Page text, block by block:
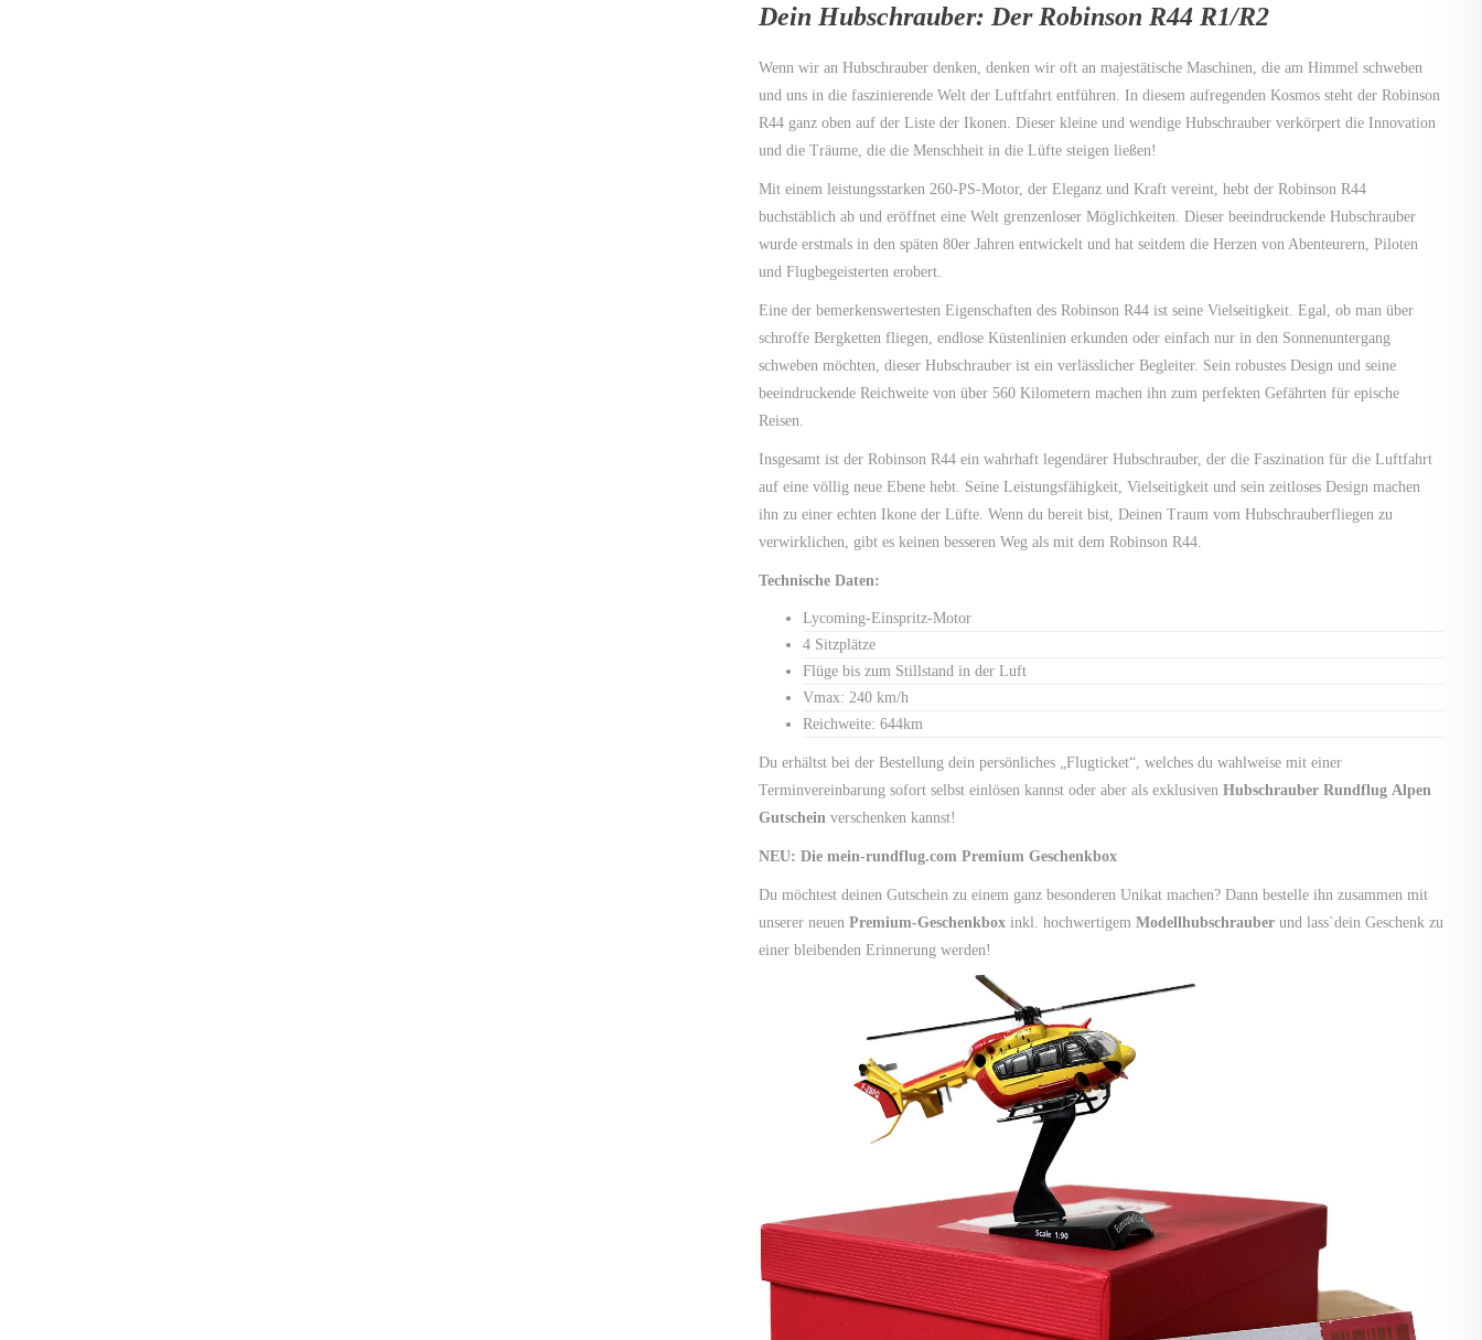
Dein Hubschrauber: Der Robinson R44 R1/R2
Wenn wir an Hubschrauber denken, denken wir oft an majestätische Maschinen, die am Himmel schweben
und uns in die faszinierende Welt der Luftfahrt entführen. In diesem aufregenden Kosmos steht der Robinson
R44 ganz oben auf der Liste der Ikonen. Dieser kleine und wendige Hubschrauber verkörpert die Innovation
und die Träume, die die Menschheit in die Lüfte steigen ließen!
Mit einem leistungsstarken 260-PS-Motor, der Eleganz und Kraft vereint, hebt der Robinson R44
buchstäblich ab und eröffnet eine Welt grenzenloser Möglichkeiten. Dieser beeindruckende Hubschrauber
wurde erstmals in den späten 80er Jahren entwickelt und hat seitdem die Herzen von Abenteurern, Piloten
und Flugbegeisterten erobert.
Eine der bemerkenswertesten Eigenschaften des Robinson R44 ist seine Vielseitigkeit. Egal, ob man über
schroffe Bergketten fliegen, endlose Küstenlinien erkunden oder einfach nur in den Sonnenuntergang
schweben möchten, dieser Hubschrauber ist ein verlässlicher Begleiter. Sein robustes Design und seine
beeindruckende Reichweite von über 560 Kilometern machen ihn zum perfekten Gefährten für epische
Reisen.
Insgesamt ist der Robinson R44 ein wahrhaft legendärer Hubschrauber, der die Faszination für die Luftfahrt
auf eine völlig neue Ebene hebt. Seine Leistungsfähigkeit, Vielseitigkeit und sein zeitloses Design machen
ihn zu einer echten Ikone der Lüfte. Wenn du bereit bist, Deinen Traum vom Hubschrauberfliegen zu
verwirklichen, gibt es keinen besseren Weg als mit dem Robinson R44.
Technische Daten:
Lycoming-Einspritz-Motor
4 Sitzplätze
Flüge bis zum Stillstand in der Luft
Vmax: 240 km/h
Reichweite: 644km
Du erhältst bei der Bestellung dein persönliches „Flugticket“, welches du wahlweise mit einer
Terminvereinbarung sofort selbst einlösen kannst oder aber als exklusiven Hubschrauber Rundflug Alpen
Gutschein verschenken kannst!
NEU: Die mein-rundflug.com Premium Geschenkbox
Du möchtest deinen Gutschein zu einem ganz besonderen Unikat machen? Dann bestelle ihn zusammen mit
unserer neuen Premium-Geschenkboxinkl. hochwertigem Modellhubschrauber und lass`dein Geschenk zu
einer bleibenden Erinnerung werden!